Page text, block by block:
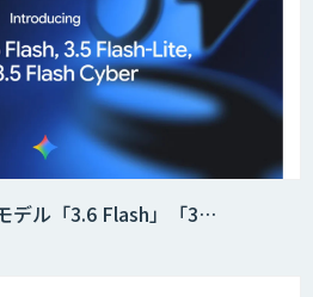
デル「3.6 Flash」「3…